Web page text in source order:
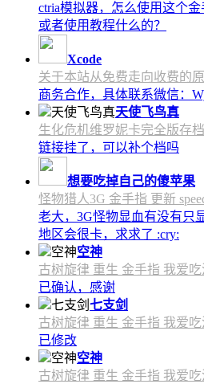
ctria模拟器，怎么使用这个金
或者使用教程什么的？
Xcode
关于本站从免费走向收费的
商务合作，具体联系微信：
天使飞鸟真
生化危机维罗妮卡完全版存
链接挂了，可以补个档吗
想要吃掉自己的傻苹果
怪物猎人3G 金手指 更新
老大，3G怪物显血有没有只
地区会很卡，求求了 :cry:
空神
古树旋律 重生 金手指 我爱吃
已确认，感谢
七支剑
古树旋律 重生 金手指 我爱吃
已修改
空神
古树旋律 重生 金手指 我爱吃